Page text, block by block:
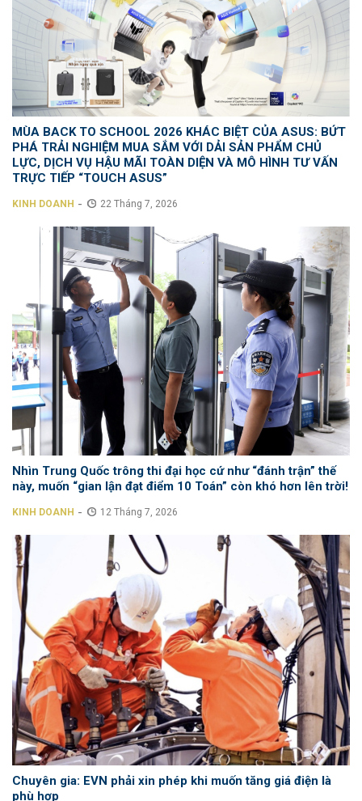
MÙA BACK TO SCHOOL 2026 KHÁC BIỆT CỦA ASUS: BỨT
PHÁ TRẢI NGHIỆM MUA SẮM VỚI DẢI SẢN PHẨM CHỦ
LỰC, DỊCH VỤ HẬU MÃI TOÀN DIỆN VÀ MÔ HÌNH TƯ VẤN
TRỰC TIẾP “TOUCH ASUS”
KINH DOANH - 22 Tháng 7, 2026
Nhìn Trung Quốc trông thi đại học cứ như “đánh trận” thế
này, muốn “gian lận đạt điểm 10 Toán” còn khó hơn lên trời!
KINH DOANH - 12 Tháng 7, 2026
Chuyên gia: EVN phải xin phép khi muốn tăng giá điện là
phù hợp